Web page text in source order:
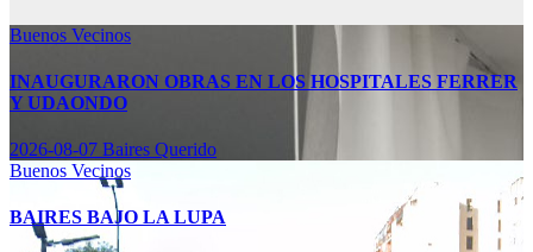
Buenos Vecinos
INAUGURARON OBRAS EN LOS HOSPITALES FERRER
Y UDAONDO
2026-08-07 Baires Querido
Buenos Vecinos
BAIRES BAJO LA LUPA